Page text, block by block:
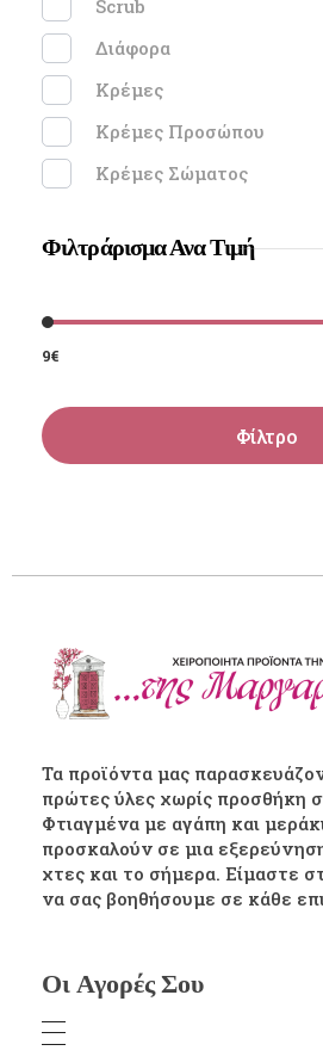
Scrub
Διάφορα
Κρέμες
Κρέμες Προσώπου
Κρέμες Σώματος
Φιλτράρισμα Ανα Τιμή
9€
Φίλτρο
Τα προϊόντα μας
πρώτες ύλες χωρίς προσθήκη
Φτιαγμένα με αγάπη και
προσκαλούν σε μια
χτες και το σήμερα. Είμαστε
να σας βοηθήσουμε σε κάθε
Οι Αγορές Σου